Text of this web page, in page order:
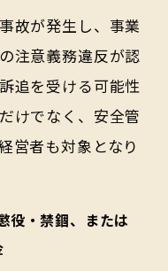
故が発生し、事業
注意義務違反が認
追を受ける可能性
けでなく、安全管
営者も対象となり
役・禁錮、または